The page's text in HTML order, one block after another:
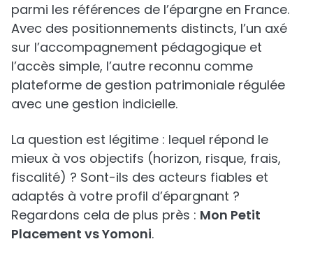
parmi les références de l’épargne en France.
Avec des positionnements distincts, l’un axé
sur l’accompagnement pédagogique et
l’accès simple, l’autre reconnu comme
plateforme de gestion patrimoniale régulée
avec une gestion indicielle.
La question est légitime : lequel répond le
mieux à vos objectifs (horizon, risque, frais,
fiscalité) ? Sont-ils des acteurs fiables et
adaptés à votre profil d’épargnant ?
Regardons cela de plus près : Mon Petit
Placement vs Yomoni.